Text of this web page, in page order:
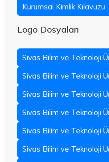
Kurumsal Kimlik Kılavuzu
Logo Dosyaları
Sivas Bilim ve Teknoloji
Sivas Bilim ve Teknoloji
Sivas Bilim ve Teknoloji
Sivas Bilim ve Teknoloji
Sivas Bilim ve Teknoloji
Sivas Bilim ve Teknoloji